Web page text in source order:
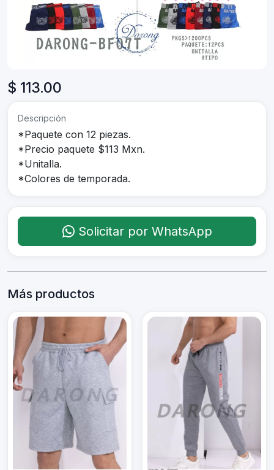
$ 113.00
Descripción
*Paquete con 12 piezas.
*Precio paquete $113 Mxn.
*Unitalla.
*Colores de temporada.
Solicitar por WhatsApp
Más productos